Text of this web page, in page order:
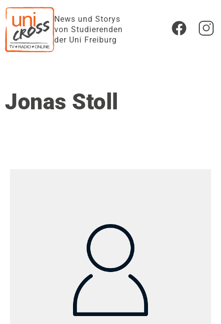
News und Storys
von Studierenden
der Uni Freiburg
Jonas Stoll